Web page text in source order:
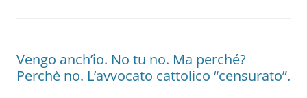
Vengo anch’io. No tu no. Ma perché?
Perchè no. L’avvocato cattolico “censurato”.